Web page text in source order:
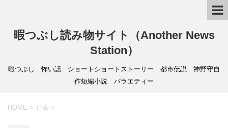
暇つぶし読み物サイト（Another News
Station）
暇つぶし 怖い話 ショートショートストーリー 都市伝説 神野守自
作短編小説 バラエティー
HOME > 社会 >